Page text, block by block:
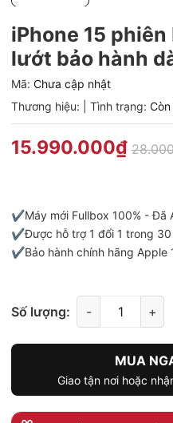
iPhone 15
lướt bảo hành
Mã: Chưa cập nhật
Thương hiệu:
Tình trạng:
15.990.000₫
✔️Máy mới Fullbox 100% - Đã
✔️Được hỗ trợ 1 đổi 1 trong 30
✔️Bảo hành chính hãng Apple
Số lượng: - +
MUA
Giao tận nơi hoặc